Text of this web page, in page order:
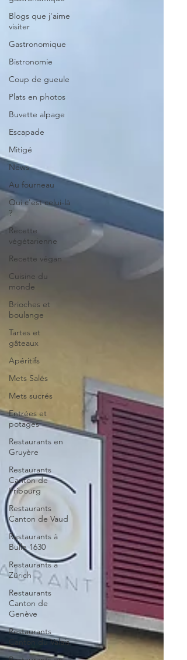
Blogs que j'aime
visiter
Gastronomique
Bistronomie
Coup de gueule
Plats en photos
Buvette alpage
Escapade
Mitigé
News
Au fourneau
Qui c'est celui-là
?
Recette
végétarienne
Recette végan
Cuisine du
monde
Brioches et
boulange
Tartes et
gâteaux
Apéritifs
Mets Salés
Mets sucrés
Entrées et
potages
Restaurants en
Gruyère
Restaurants
Canton de
Fribourg
Restaurants
Canton de Vaud
Restaurants à
Bulle 1630
Restaurants à
Zürich
Restaurants
Canton de
Genève
Restaurants
Canton du Valais